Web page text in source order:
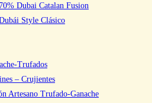
Dubai Catalan Fusion
Style Clásico
Trufados
– Crujientes
Artesano Trufado-Ganache